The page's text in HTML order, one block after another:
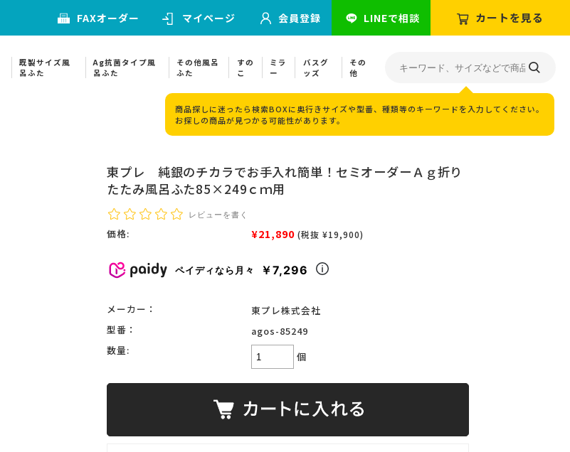
FAXオーダー マイページ 会員登録 LINEで相談 カートを見る
既製サイズ風
呂ふた
Ag抗菌タイプ風
呂ふた
その他風呂
ふた
すの
こ
ミラ
ー
バスグ
ッズ
その
他
商品探しに迷ったら検索BOXに奥行きサイズや型番、種類等のキーワードを入力してください。
お探しの商品が見つかる可能性があります。
東プレ 純銀のチカラでお手入れ簡単！セミオーダーＡｇ折り
たたみ風呂ふた85×249ｃｍ用
レビューを書く
価格: ¥21,890 (税抜 ¥19,900)
ペイディなら月々 ￥7,296
メーカー：
東プレ株式会社
型番：
agos-85249
数量:
個